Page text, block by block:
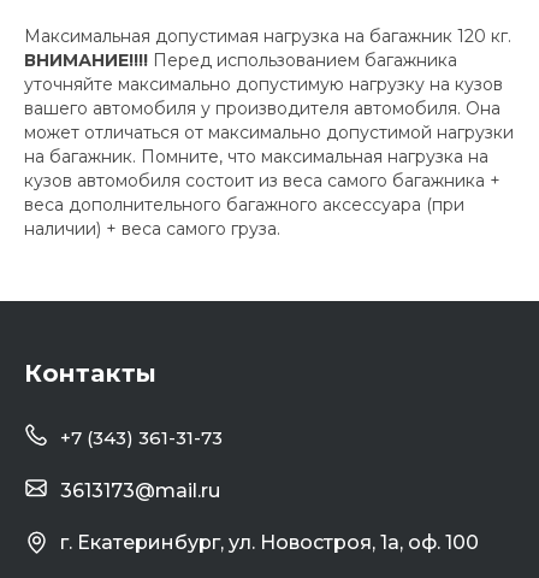
Максимальная допустимая нагрузка на багажник 120 кг.
ВНИМАНИЕ!!!! Перед использованием багажника
уточняйте максимально допустимую нагрузку на кузов
вашего автомобиля у производителя автомобиля. Она
может отличаться от максимально допустимой нагрузки
на багажник. Помните, что максимальная нагрузка на
кузов автомобиля состоит из веса самого багажника +
веса дополнительного багажного аксессуара (при
наличии) + веса самого груза.
Контакты
+7 (343) 361-31-73
г. Екатеринбург, ул. Новостроя, 1а, оф. 100
3613173@mail.ru